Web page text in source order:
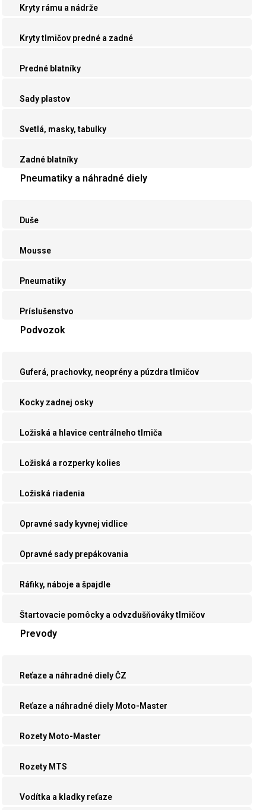
Kryty rámu a nádrže
Kryty tlmičov predné a zadné
Predné blatníky
Sady plastov
Svetlá, masky, tabulky
Zadné blatníky
Pneumatiky a náhradné diely
Duše
Mousse
Pneumatiky
Príslušenstvo
Podvozok
Guferá, prachovky, neoprény a púzdra tlmičov
Kocky zadnej osky
Ložiská a hlavice centrálneho tlmiča
Ložiská a rozperky kolies
Ložiská riadenia
Opravné sady kyvnej vidlice
Opravné sady prepákovania
Ráfiky, náboje a špajdle
Štartovacie pomôcky a odvzdušňováky tlmičov
Prevody
Reťaze a náhradné diely ČZ
Reťaze a náhradné diely Moto-Master
Rozety Moto-Master
Rozety MTS
Vodítka a kladky reťaze